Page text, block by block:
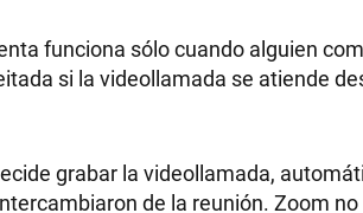
funciona sólo cuando alguien
si la videollamada se atiende
grabar la videollamada,
de la reunión. Zoom